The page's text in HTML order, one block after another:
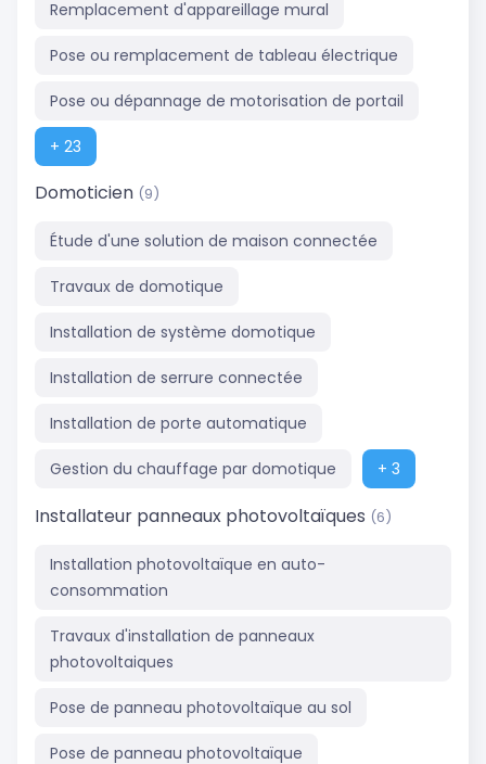
Remplacement d'appareillage mural
Pose ou remplacement de tableau électrique
Pose ou dépannage de motorisation de portail
+ 23
Domoticien (9)
Étude d'une solution de maison connectée
Travaux de domotique
Installation de système domotique
Installation de serrure connectée
Installation de porte automatique
Gestion du chauffage par domotique + 3
Installateur panneaux photovoltaïques (6)
Installation photovoltaïque en auto-
consommation
Travaux d'installation de panneaux
photovoltaiques
Pose de panneau photovoltaïque au sol
Pose de panneau photovoltaïque